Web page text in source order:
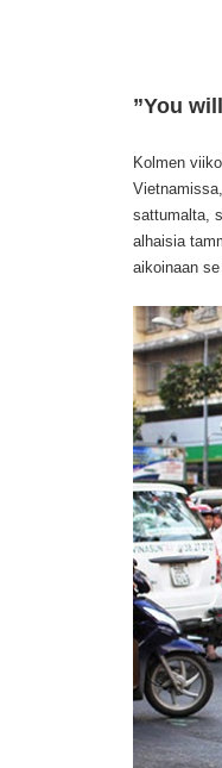
”You
Kolmen
sattumalta,
alhaisia
aikoinaan